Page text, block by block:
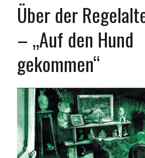
Über der
– „Auf den Hund
gekommen“